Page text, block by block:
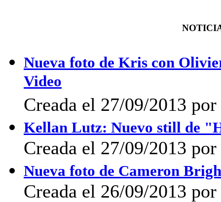
Nueva foto de Kris con
Video
Creada el 27/09/2013
Kellan Lutz: Nuevo still de
Creada el 27/09/2013
Nueva foto de Cameron
Creada el 26/09/2013